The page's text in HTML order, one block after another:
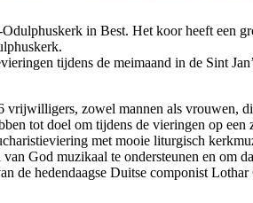
in Best. Het koor heeft een
tijdens de meimaand in de Sint
zowel mannen als vrouwen,
tot doel om tijdens de vieringen op
met mooie liturgisch
God muzikaal te ondersteunen en om
de hedendaagse Duitse componist